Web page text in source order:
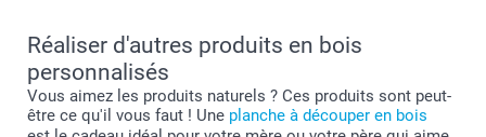
Réaliser d'autres produits en bois
personnalisés
Vous aimez les produits naturels ? Ces produits sont peut-
être ce qu'il vous faut ! Une planche à découper en bois